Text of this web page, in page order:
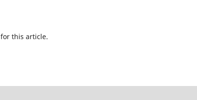
for this article.